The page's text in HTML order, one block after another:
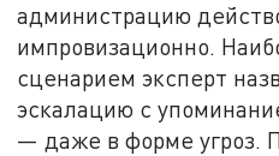
администрацию
импровизационно.
сценарием эксперт
эскалацию с
— даже в форме угроз.